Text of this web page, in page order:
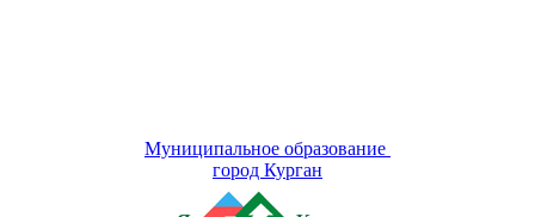
Муниципальное образование
город Курган